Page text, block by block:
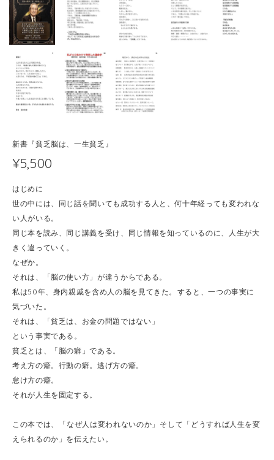
新書『貧乏脳は、一生貧乏』
¥5,500
はじめに
世の中には、同じ話を聞いても成功する人と、何十年経っても変われな
い人がいる。
同じ本を読み、同じ講義を受け、同じ情報を知っているのに、人生が大
きく違っていく。
なぜか。
それは、「脳の使い方」が違うからである。
私は50年、身内親戚を含め人の脳を見てきた。 すると、一つの事実に
気づいた。
それは、「貧乏は、お金の問題ではない」
という事実である。
貧乏とは、「脳の癖」である。
考え方の癖。行動の癖。逃げ方の癖。
怠け方の癖。
それが人生を固定する。
この本では、 「なぜ人は変われないのか」 そして「どうすれば人生を変
えられるのか」を伝えたい。